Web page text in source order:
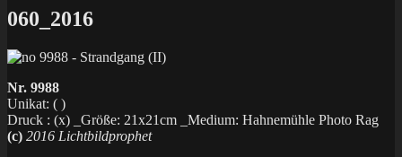
X
060_2016
Nr. 9988
Unikat: ( )
Druck : (x) _Größe: 21x21cm _Medium: Hahnemühle Photo Rag
(c) 2016 Lichtbildprophet